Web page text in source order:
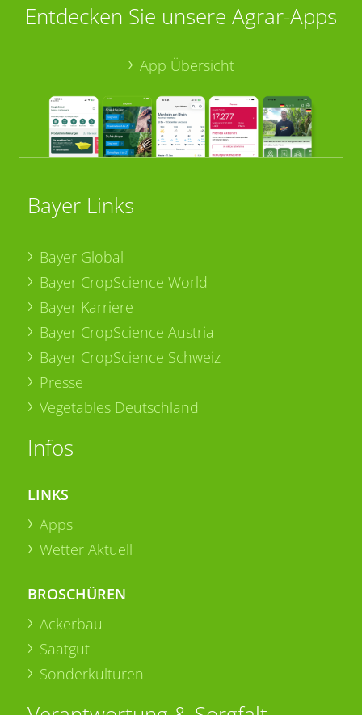
Entdecken Sie unsere Agrar-Apps
App Übersicht
Bayer Links
Bayer Global
Bayer CropScience World
Bayer Karriere
Bayer CropScience Austria
Bayer CropScience Schweiz
Presse
Vegetables Deutschland
Infos
LINKS
Apps
Wetter Aktuell
BROSCHÜREN
Ackerbau
Saatgut
Sonderkulturen